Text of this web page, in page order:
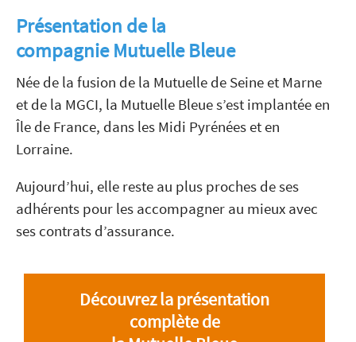
Présentation de la
compagnie Mutuelle Bleue
Née de la fusion de la Mutuelle de Seine et Marne
et de la MGCI, la Mutuelle Bleue s’est implantée en
Île de France, dans les Midi Pyrénées et en
Lorraine.
Aujourd’hui, elle reste au plus proches de ses
adhérents pour les accompagner au mieux avec
ses contrats d’assurance.
Découvrez la présentation
complète de